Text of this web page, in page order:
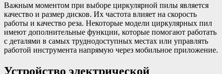
Важным моментом при выборе циркулярной пилы является
качество и размер дисков. Их частота влияет на скорость
работы и качество реза. Некоторые модели циркулярных пил
имеют дополнительные функции, которые помогают работать
с деталями в самых труднодоступных местах или управлять
работой инструмента напрямую через мобильное приложение.
Устройство электрической